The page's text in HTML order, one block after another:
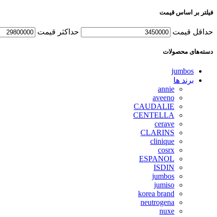
فیلتر بر اساس قیمت
حداقل قیمت حداكثر قيمت
دسته‌های محصولات
jumbos
برند ها
annie
aveeno
CAUDALIE
CENTELLA
cerave
CLARINS
clinique
cosrx
ESPANOL
ISDIN
jumbos
jumiso
korea brand
neutrogena
nuxe